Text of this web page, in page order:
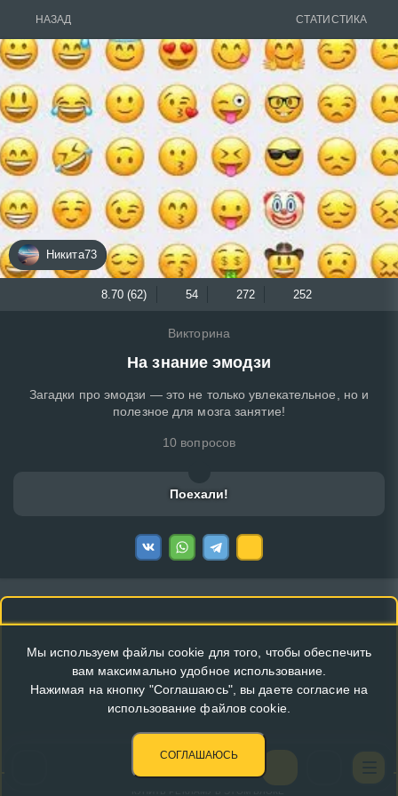
НАЗАД СТАТИСТИКА
Никита73
8.70 (62) 54 272 252
Викторина
На знание эмодзи
Загадки про эмодзи — это не только увлекательное, но и
полезное для мозга занятие!
10 вопросов
Поехали!
Мы используем файлы cookie для того, чтобы обеспечить
вам максимально удобное использование.
Нажимая на кнопку "Соглашаюсь", вы даете согласие на
использование файлов cookie.
СОГЛАШАЮСЬ